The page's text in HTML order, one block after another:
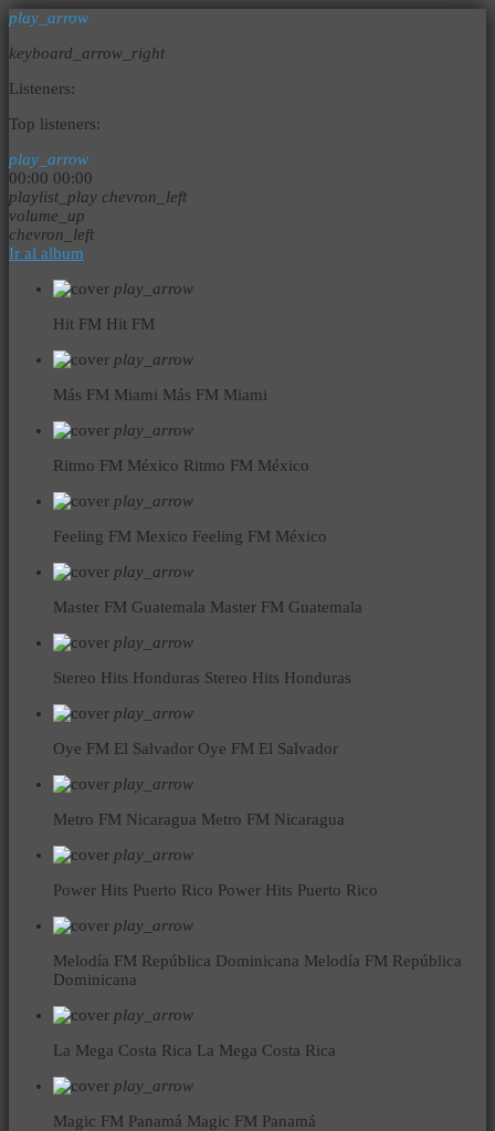
play_arrow
keyboard_arrow_right
Listeners:
Top listeners:
play_arrow
00:00 00:00
playlist_play chevron_left
volume_up
chevron_left
Ir al album
play_arrow
Hit FM Hit FM
play_arrow
Más FM Miami Más FM Miami
play_arrow
Ritmo FM México Ritmo FM México
play_arrow
Feeling FM Mexico Feeling FM México
play_arrow
Master FM Guatemala Master FM Guatemala
play_arrow
Stereo Hits Honduras Stereo Hits Honduras
play_arrow
Oye FM El Salvador Oye FM El Salvador
play_arrow
Metro FM Nicaragua Metro FM Nicaragua
play_arrow
Power Hits Puerto Rico Power Hits Puerto Rico
play_arrow
Melodía FM República Dominicana Melodía FM República
Dominicana
play_arrow
La Mega Costa Rica La Mega Costa Rica
play_arrow
Magic FM Panamá Magic FM Panamá